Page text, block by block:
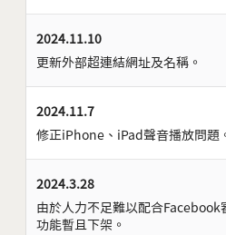
2024.11.10
更新外部超連結網址及名稱。
2024.11.7
修正iPhone、iPad聲音播放問題
2024.3.28
由於人力不足難以配合
功能暫且下架。